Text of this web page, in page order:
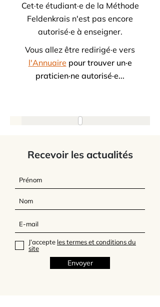
Cet·te étudiant·e de la Méthode
Feldenkrais n'est pas encore
autorisé·e à enseigner.
Vous allez être redirigé·e vers
l'Annuaire pour trouver un·e
praticien·ne autorisé·e...
Recevoir les actualités
J’accepte les termes et conditions du
site
Envoyer